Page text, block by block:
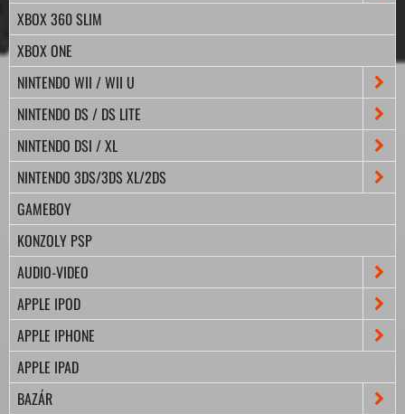
XBOX 360 SLIM
XBOX ONE
NINTENDO WII / WII U
NINTENDO DS / DS LITE
NINTENDO DSI / XL
NINTENDO 3DS/3DS XL/2DS
GAMEBOY
KONZOLY PSP
AUDIO-VIDEO
APPLE IPOD
APPLE IPHONE
APPLE IPAD
BAZÁR